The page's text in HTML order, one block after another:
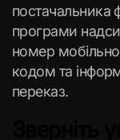
постачальника
програми
номер
кодом та
переказ.